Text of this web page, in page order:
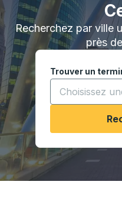
Recherchez par ville
près
Trouver un
Commencez à